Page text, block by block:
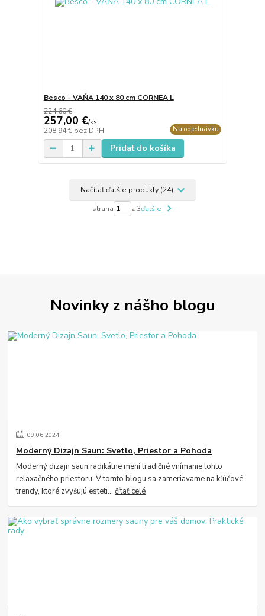
Besco - VAŇA 140 x 80 cm CORNEA L
224,60 €
257,00 €/ks
208,94 € bez DPH Na objednávku
Pridať do košíka
Načítať ďalšie produkty (24)
strana z 3ďalšie
Novinky z nášho blogu
09.06.2024
Moderný Dizajn Saun: Svetlo, Priestor a Pohoda
Moderný dizajn saun radikálne mení tradičné vnímanie tohto
relaxačného priestoru. V tomto blogu sa zameriavame na kľúčové
trendy, ktoré zvyšujú esteti...čítať celé